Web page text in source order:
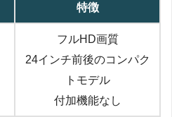
特徴
フルHD画質
24インチ前後のコンパク
トモデル
付加機能なし